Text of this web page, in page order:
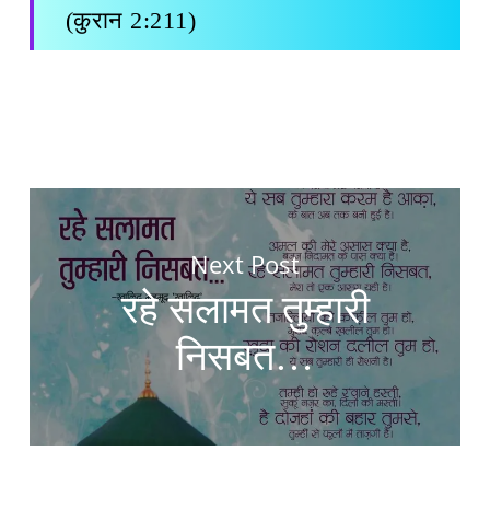
(कुरान 2:211)
Next Post
रहे सलामत तुम्हारी
निसबत…